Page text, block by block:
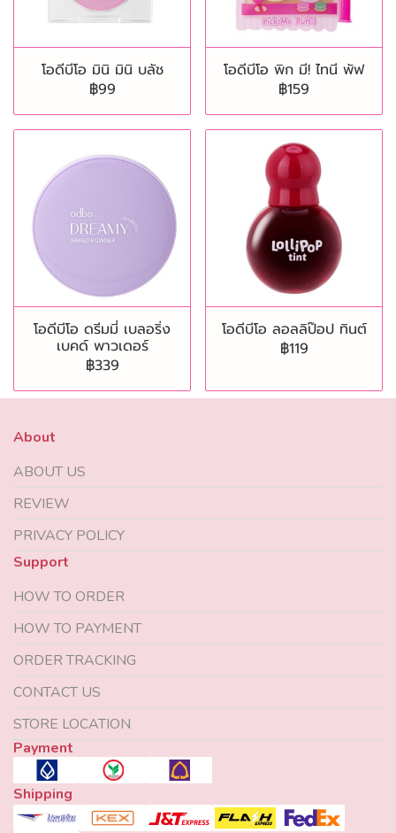
โอดีบีโอ มินิ มินิ บลัช
฿99
โอดีบีโอ พิก มี! ไทนี พัฟ
฿159
โอดีบีโอ ดรีมมี่ เบลอริ่ง
เบคด์ พาวเดอร์
฿339
โอดีบีโอ ลอลลิป๊อป ทินต์
฿119
About
ABOUT US
REVIEW
PRIVACY POLICY
Support
HOW TO ORDER
HOW TO PAYMENT
ORDER TRACKING
CONTACT US
STORE LOCATION
Payment
Shipping